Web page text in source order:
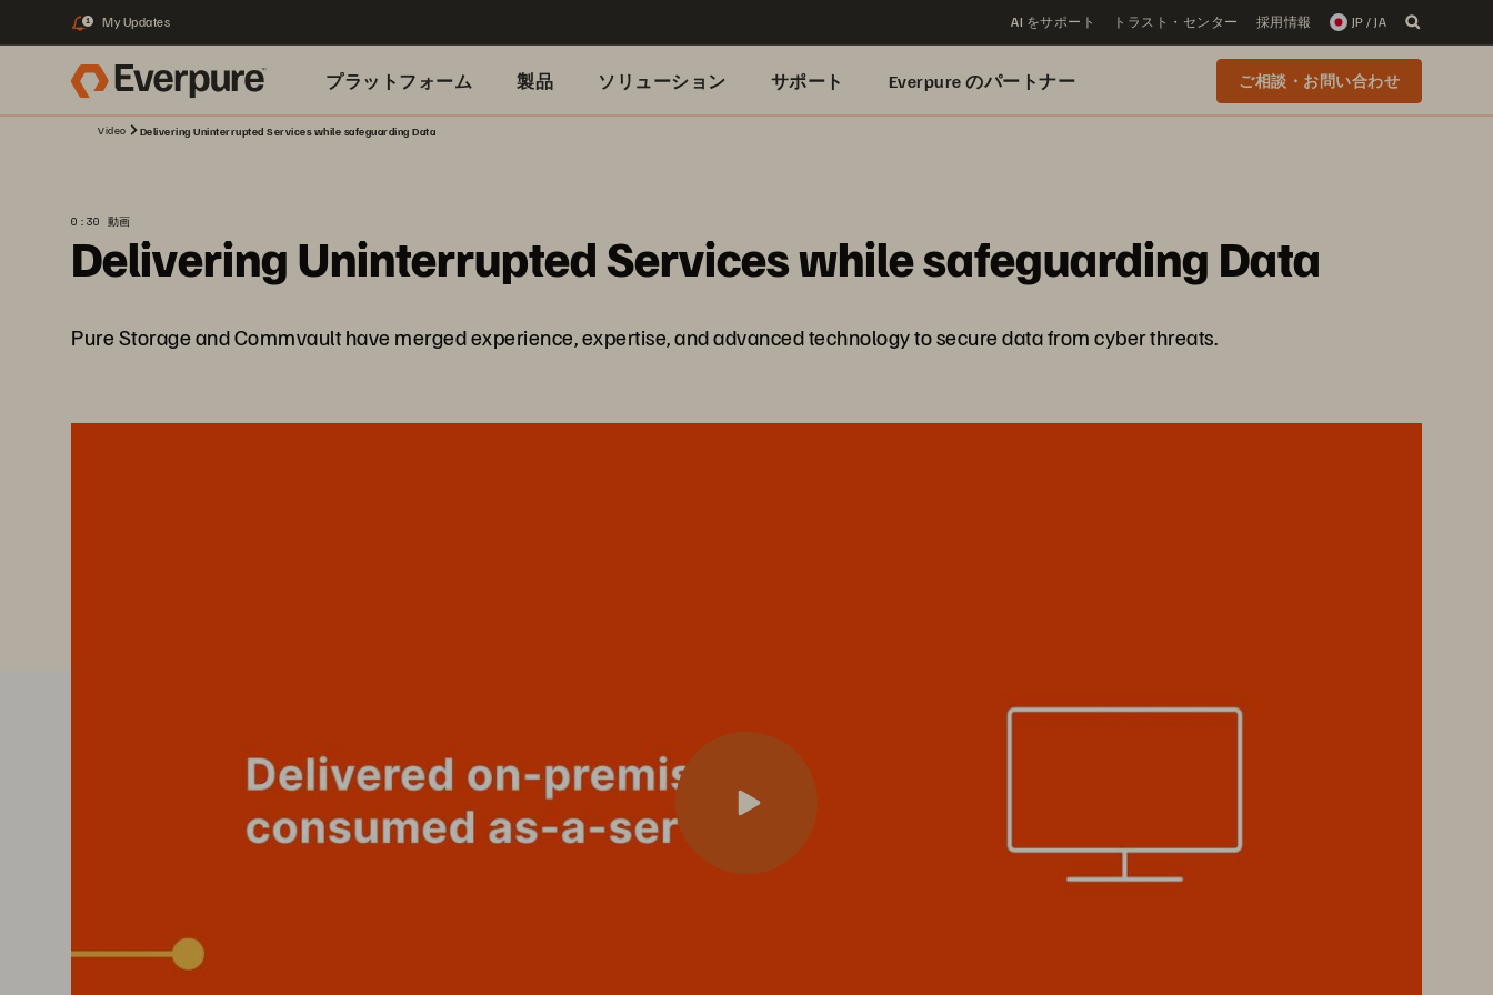
1 My Updates AI をサポート トラスト・センター 採用情報 JP / JA
プラットフォーム 製品 ソリューション サポート Everpure のパートナー ご相談・お問い合わせ
Video Delivering Uninterrupted Services while safeguarding Data
0:30 動画
Delivering Uninterrupted Services while safeguarding Data
Pure Storage and Commvault have merged experience, expertise, and advanced technology to secure data from cyber threats.